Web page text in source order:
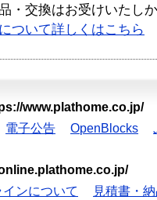
・交換はお受けいたし
ついて詳しくはこちら
www.plathome.co.jp/
電子公告 OpenBlocks
ンについて
見積書・